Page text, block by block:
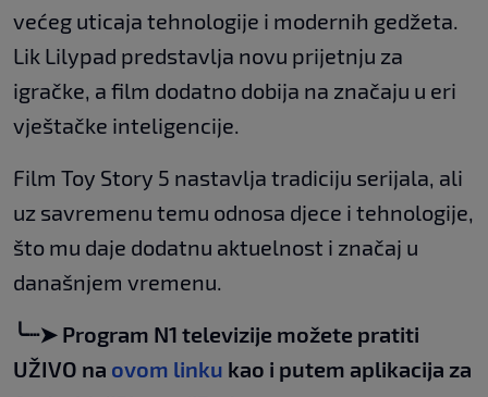
većeg uticaja tehnologije i modernih gedžeta.
Lik Lilypad predstavlja novu prijetnju za
igračke, a film dodatno dobija na značaju u eri
vještačke inteligencije.
Film Toy Story 5 nastavlja tradiciju serijala, ali
uz savremenu temu odnosa djece i tehnologije,
što mu daje dodatnu aktuelnost i značaj u
današnjem vremenu.
╰┈➤ Program N1 televizije možete pratiti
UŽIVO na ovom linku kao i putem aplikacija za